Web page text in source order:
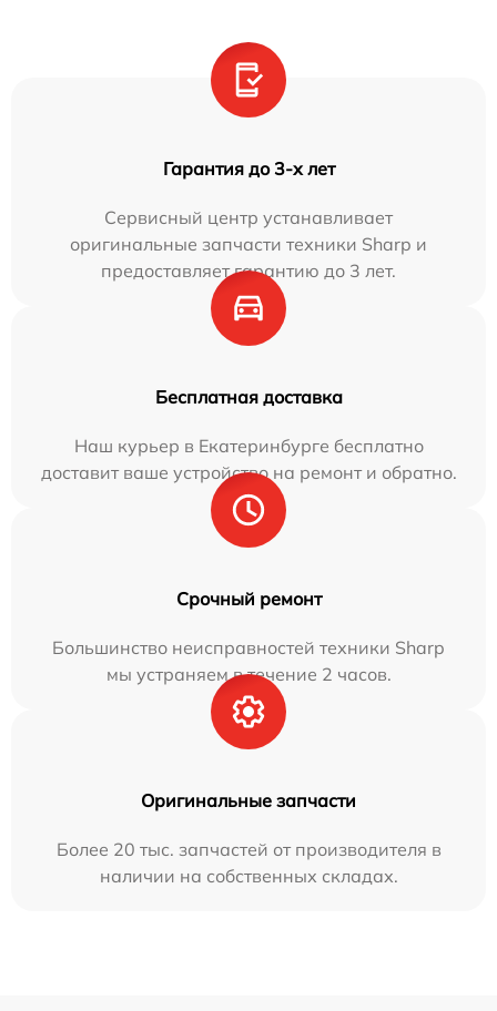
Гарантия до 3-х лет
Сервисный центр устанавливает
оригинальные запчасти техники Sharp и
предоставляет гарантию до 3 лет.
Бесплатная доставка
Наш курьер в Екатеринбурге бесплатно
доставит ваше устройство на ремонт и обратно.
Срочный ремонт
Большинство неисправностей техники Sharp
мы устраняем в течение 2 часов.
Оригинальные запчасти
Более 20 тыс. запчастей от производителя в
наличии на собственных складах.